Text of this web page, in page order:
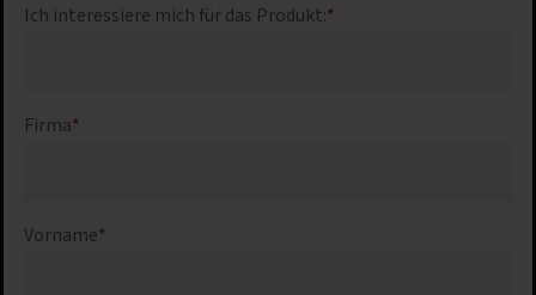
Ich interessiere mich für das Produkt:*
Firma*
Vorname*